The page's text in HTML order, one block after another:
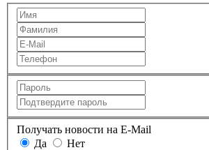
Получать новости на E-Mail
Да
Нет